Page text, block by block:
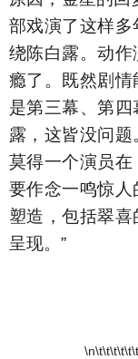
部戏演了这样多
绕陈白露。动
瘾了。既然剧
是第三幕、第
露，这皆没问
莫得一个演员
要作念一鸣惊
塑造，包括翠
呈现。”